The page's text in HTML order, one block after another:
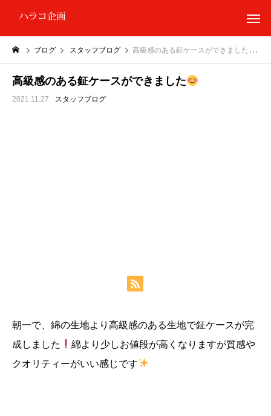
ブログ スタッフブログ 高級感のある鉦ケースができました
高級感のある鉦ケースができました
2021.11.27 スタッフブログ
朝一で、綿の生地より高級感のある生地で鉦ケースが完
成しました
綿より少しお値段が高くなりますが質感や
クオリティーがいい感じです